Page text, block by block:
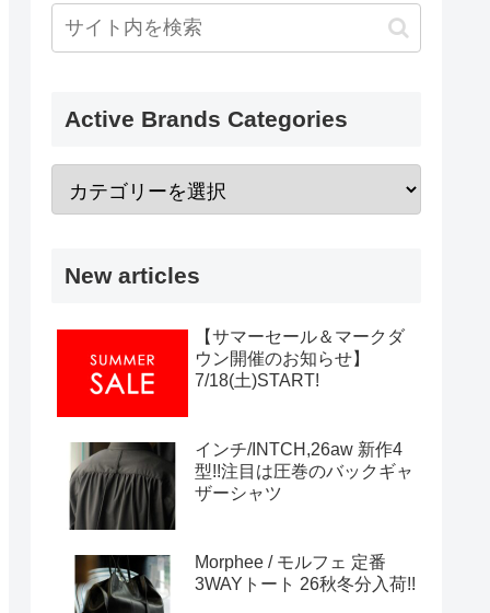
Active Brands Categories
New articles
【サマーセール＆マークダ
ウン開催のお知らせ】
7/18(土)START!
インチ/INTCH,26aw 新作4
型!!注目は圧巻のバックギャ
ザーシャツ
Morphee / モルフェ 定番
3WAYトート 26秋冬分入荷!!